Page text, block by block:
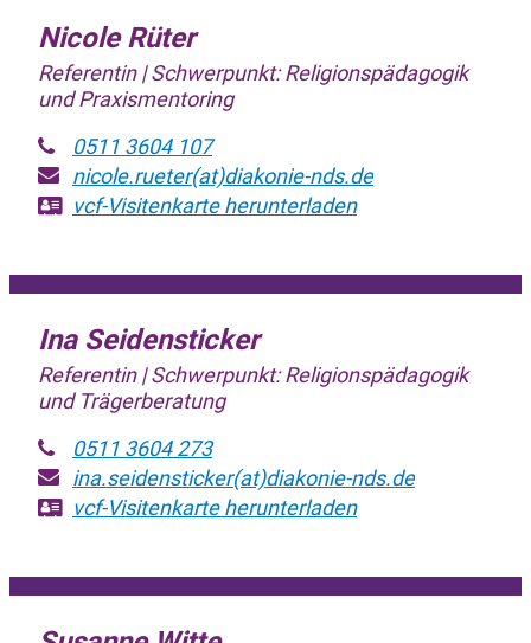
Nicole Rüter
Referentin | Schwerpunkt: Religionspädagogik
und Praxismentoring
0511 3604 107
nicole.rueter(at)diakonie-nds.de
vcf-Visitenkarteherunterladen
Ina Seidensticker
Referentin | Schwerpunkt: Religionspädagogik
und Trägerberatung
0511 3604 273
ina.seidensticker(at)diakonie-nds.de
vcf-Visitenkarteherunterladen